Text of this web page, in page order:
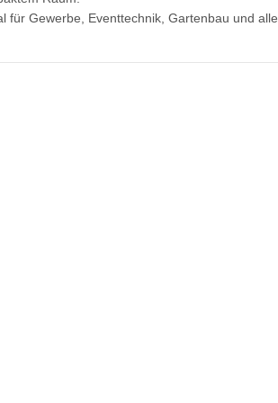
für Gewerbe, Eventtechnik, Gartenbau und alle